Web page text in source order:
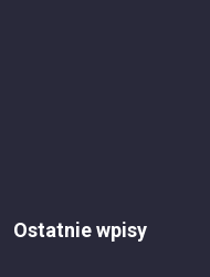
Ostatnie wpisy